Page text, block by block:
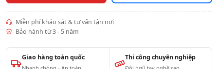
Miễn phí khảo sát & tư vấn tận nơi
Bảo hành từ 3 - 5 năm
Giao hàng toàn quốc Thi công chuyên nghiệp